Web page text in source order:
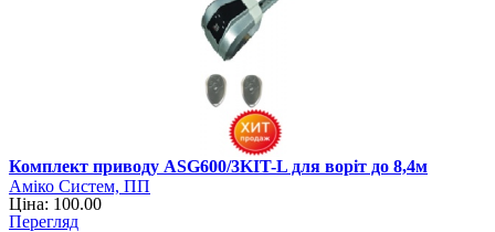
Комплект приводу ASG600/3KIT-L для воріт до 8,4м
Аміко Систем, ПП
Ціна: 100.00
Перегляд